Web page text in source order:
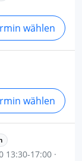
wählen
wählen
13:30-17:00 ·